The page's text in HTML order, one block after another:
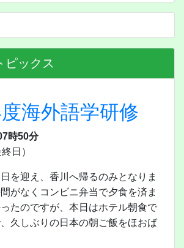
ピックス
海外語学研修
時50分
日）
を迎え、香川へ帰るのみとなりま
がなくコンビニ弁当で夕食を済ま
たのですが、本日はホテル朝食で
久しぶりの日本の朝ご飯をほおば